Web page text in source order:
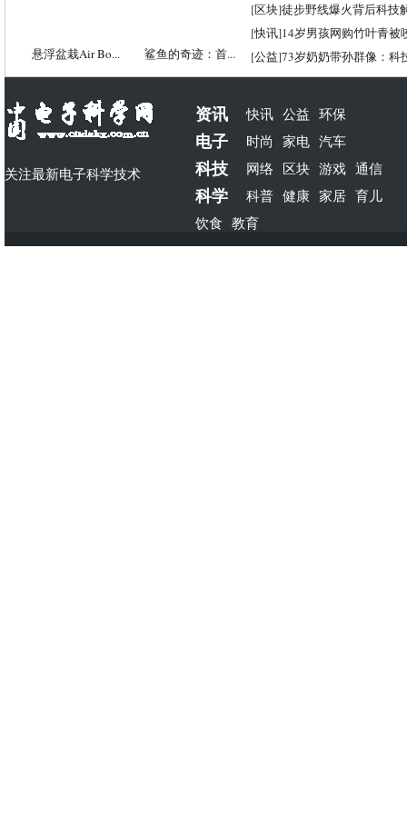
悬浮盆栽Air Bo... 鲨鱼的奇迹：首...
[区块]徒步野线爆火背后科技
[快讯]14岁男孩网购竹叶青被
[公益]73岁奶奶带孙群像：科
关注最新电子科学技术
资讯 快讯 公益 环保
电子 时尚 家电 汽车
科技 网络 区块 游戏 通信
科学 科普 健康 家居 育儿
饮食 教育